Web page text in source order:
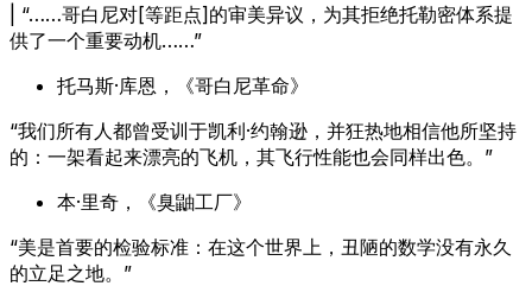
| “……哥白尼对[等距点]的审美异议，为其拒绝托勒密体系提
供了一个重要动机……”
托马斯·库恩，《哥白尼革命》
“我们所有人都曾受训于凯利·约翰逊，并狂热地相信他所坚持
的：一架看起来漂亮的飞机，其飞行性能也会同样出色。”
本·里奇，《臭鼬工厂》
“美是首要的检验标准：在这个世界上，丑陋的数学没有永久
的立足之地。”